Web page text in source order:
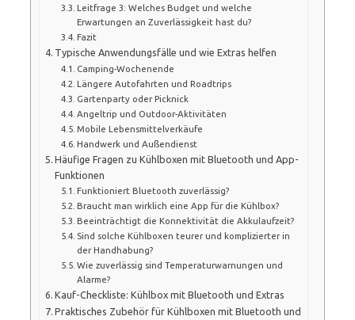
Leitfrage 3: Welches Budget und welche
Erwartungen an Zuverlässigkeit hast du?
Fazit
Typische Anwendungsfälle und wie Extras helfen
Camping-Wochenende
Längere Autofahrten und Roadtrips
Gartenparty oder Picknick
Angeltrip und Outdoor-Aktivitäten
Mobile Lebensmittelverkäufe
Handwerk und Außendienst
Häufige Fragen zu Kühlboxen mit Bluetooth und App-
Funktionen
Funktioniert Bluetooth zuverlässig?
Braucht man wirklich eine App für die Kühlbox?
Beeinträchtigt die Konnektivität die Akkulaufzeit?
Sind solche Kühlboxen teurer und komplizierter in
der Handhabung?
Wie zuverlässig sind Temperaturwarnungen und
Alarme?
Kauf-Checkliste: Kühlbox mit Bluetooth und Extras
Praktisches Zubehör für Kühlboxen mit Bluetooth und